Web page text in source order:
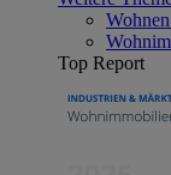
Top Report